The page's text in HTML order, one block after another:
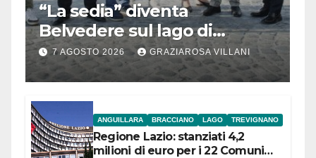
“La sedia” diventa
Belvedere sul lago di
Bracciano: ieri
l’inaugurazione
7 AGOSTO 2026 GRAZIAROSA VILLANI
ANGUILLARA BRACCIANO LAGO TREVIGNANO
Regione Lazio: stanziati 4,2
milioni di euro per i 22 Comuni